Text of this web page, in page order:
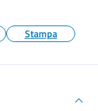
Stampa